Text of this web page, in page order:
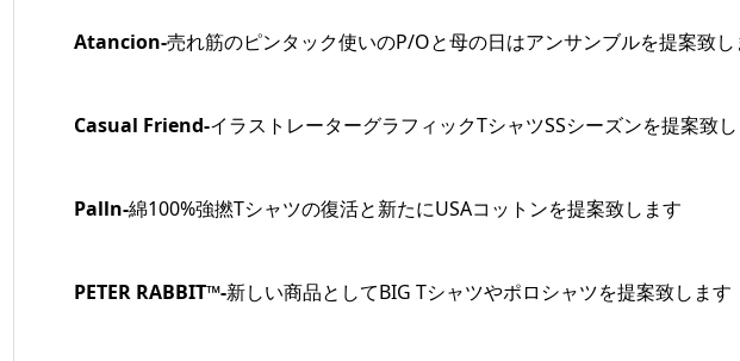
Atancion-売れ筋のピンタック使いのP/Oと母の日はアンサンブルを提案致し
Casual Friend-イラストレーターグラフィックTシャツSSシーズンを提案致
Palln-綿100%強撚Tシャツの復活と新たにUSAコットンを提案致します
PETER RABBIT™-新しい商品としてBIG Tシャツやポロシャツを提案致します